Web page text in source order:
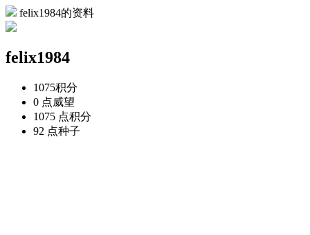
felix1984的资料
felix1984
1075积分
0 点威望
1075 点积分
92 点种子